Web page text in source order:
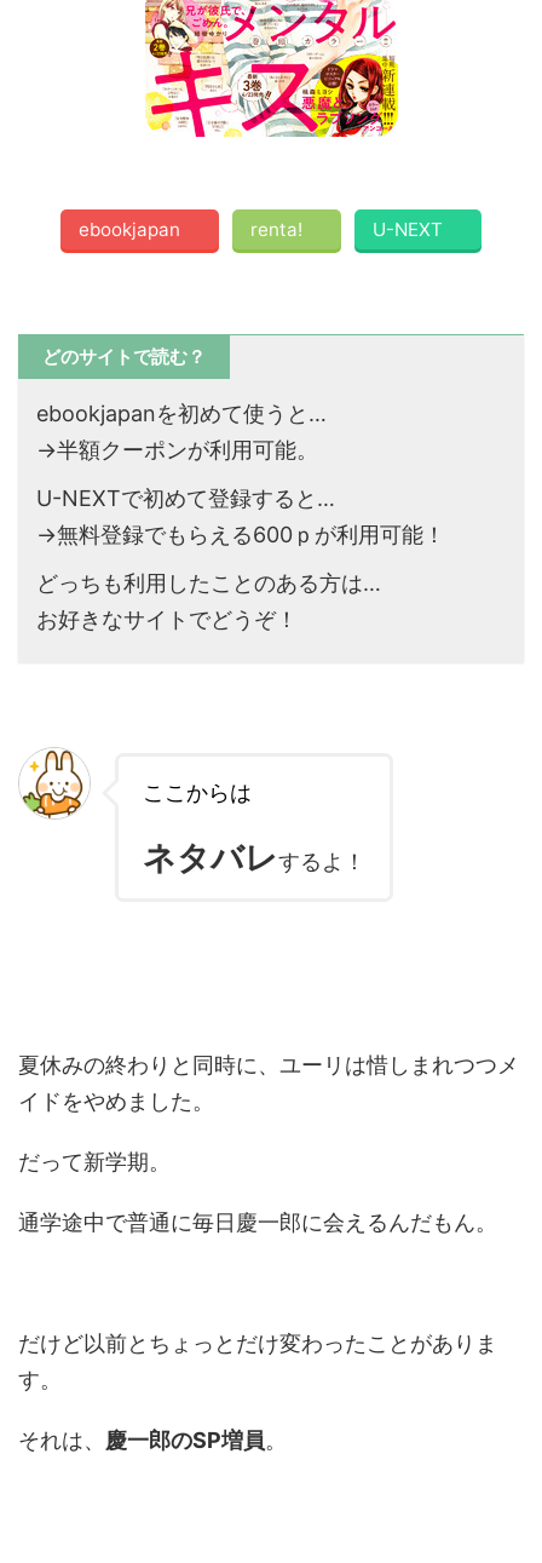
ebookjapan renta! U-NEXT
どのサイトで読む？
ebookjapanを初めて使うと…
→半額クーポンが利用可能。
U-NEXTで初めて登録すると…
→無料登録でもらえる600ｐが利用可能！
どっちも利用したことのある方は…
お好きなサイトでどうぞ！
ここからは
ネタバレするよ！
夏休みの終わりと同時に、ユーリは惜しまれつつメ
イドをやめました。
だって新学期。
通学途中で普通に毎日慶一郎に会えるんだもん。
だけど以前とちょっとだけ変わったことがありま
す。
それは、 慶一郎のSP増員。